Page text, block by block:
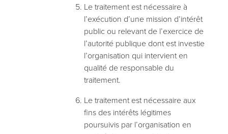
Le traitement est nécessaire à
l’exécution d’une mission d’intérêt
public ou relevant de l’exercice de
l’autorité publique dont est investie
l’organisation qui intervient en
qualité de responsable du
traitement.
Le traitement est nécessaire aux
fins des intérêts légitimes
poursuivis par l’organisation en